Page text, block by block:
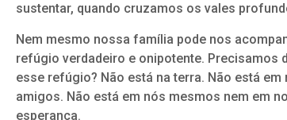
sustentar, quando cruzamos os vales
Nem mesmo nossa família pode nos
refúgio verdadeiro e onipotente. Precisamos
esse refúgio? Não está na terra. Não está
amigos. Não está em nós mesmos nem em
esperança.